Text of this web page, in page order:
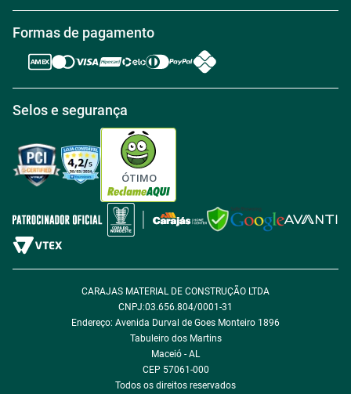
Trabalhe conosco
Central de atendimento
Política de Troca
Política de Reembolso
Política de Entrega
Política de Privacidade
Política de Cookie
Política de Desconto
Fale com encarregado de dados
Regras de Desconto
Regulamento Aniversário Premiado
Formas de pagamento
Selos e segurança
ÓTIMO
CARAJAS MATERIAL DE CONSTRUÇÃO LTDA
CNPJ:03.656.804/0001-31
Endereço: Avenida Durval de Goes Monteiro 1896
Tabuleiro dos Martins
Maceió - AL
CEP 57061-000
Todos os direitos reservados